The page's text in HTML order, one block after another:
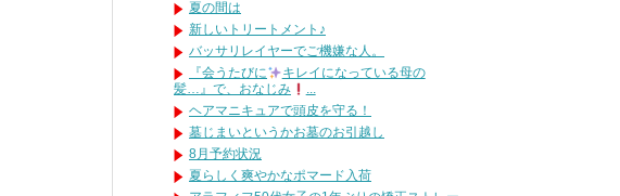
夏の間は
新しいトリートメント♪
バッサリレイヤーでご機嫌な人。
『会うたびに
キレイになっている母の
髪…』で、おなじみ
...
ヘアマニキュアで頭皮を守る！
墓じまいというかお墓のお引越し
8月予約状況
夏らしく爽やかなポマード入荷